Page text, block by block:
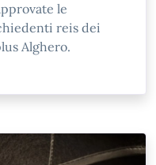
le
reis dei
Alghero.